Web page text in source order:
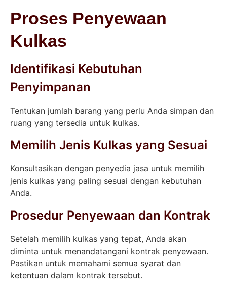
Proses Penyewaan
Kulkas
Identifikasi Kebutuhan
Penyimpanan
Tentukan jumlah barang yang perlu Anda simpan dan
ruang yang tersedia untuk kulkas.
Memilih Jenis Kulkas yang Sesuai
Konsultasikan dengan penyedia jasa untuk memilih
jenis kulkas yang paling sesuai dengan kebutuhan
Anda.
Prosedur Penyewaan dan Kontrak
Setelah memilih kulkas yang tepat, Anda akan
diminta untuk menandatangani kontrak penyewaan.
Pastikan untuk memahami semua syarat dan
ketentuan dalam kontrak tersebut.